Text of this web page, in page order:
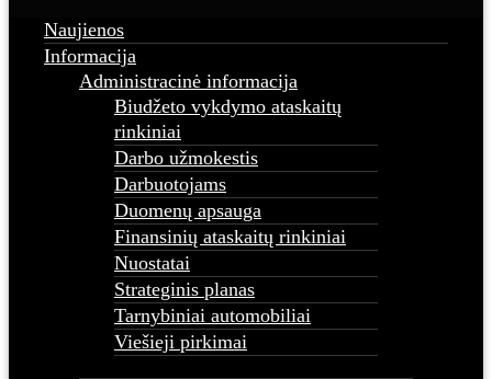
Naujienos
Informacija
Administracinė informacija
Biudžeto vykdymo ataskaitų
rinkiniai
Darbo užmokestis
Darbuotojams
Duomenų apsauga
Finansinių ataskaitų rinkiniai
Nuostatai
Strateginis planas
Tarnybiniai automobiliai
Viešieji pirkimai